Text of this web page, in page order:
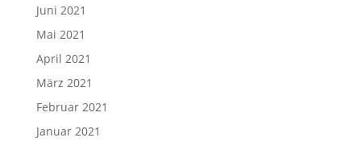
Juni 2021
Mai 2021
April 2021
März 2021
Februar 2021
Januar 2021